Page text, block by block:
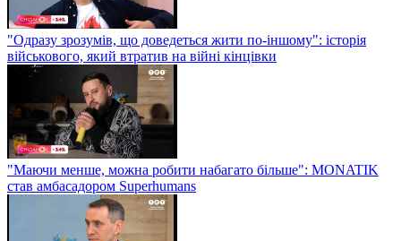
"Одразу зрозумів, що доведеться жити по-іншому": історія
військового, який втратив на війні кінцівки
"Маючи менше, можна робити набагато більше": MONATIK
став амбасадором Superhumans